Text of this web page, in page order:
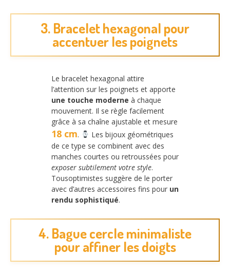
3. Bracelet hexagonal pour
accentuer les poignets
Le bracelet hexagonal attire
l’attention sur les poignets et apporte
une touche moderne à chaque
mouvement. Il se règle facilement
grâce à sa chaîne ajustable et mesure
18 cm.
Les bijoux géométriques
de ce type se combinent avec des
manches courtes ou retroussées pour
exposer subtilement votre style.
Tousoptimistes suggère de le porter
avec d’autres accessoires fins pour un
rendu sophistiqué.
4. Bague cercle minimaliste
pour affiner les doigts